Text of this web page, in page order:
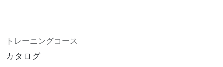
トレーニングコース
カタログ